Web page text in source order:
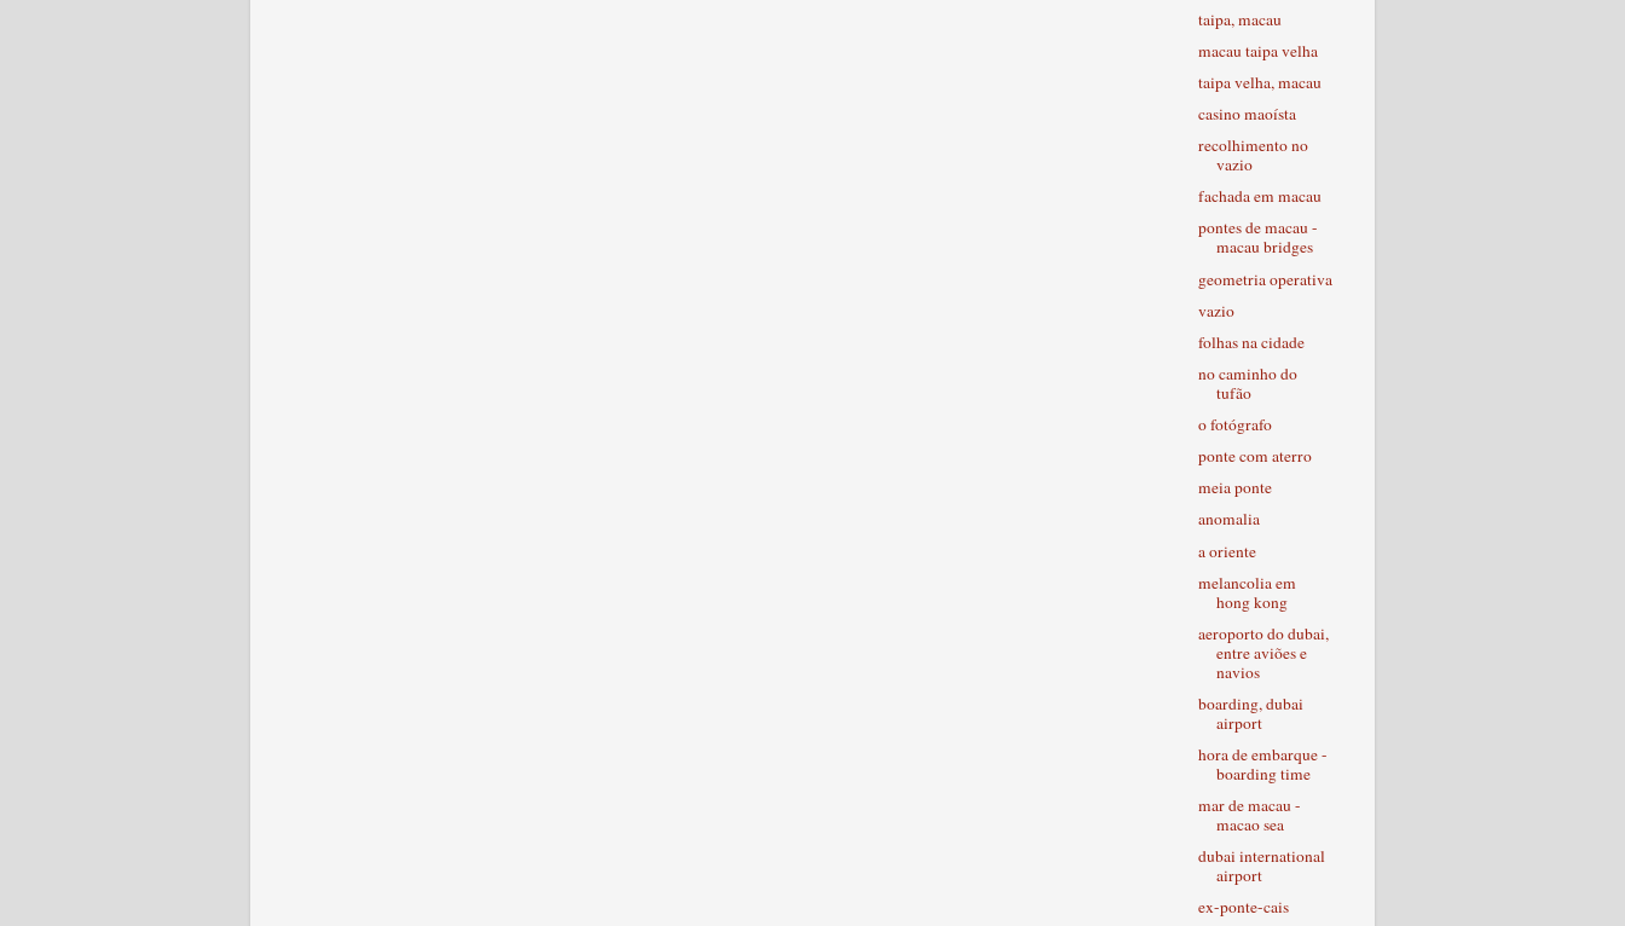
taipa, macau
macau taipa velha
taipa velha, macau
casino maoísta
recolhimento no
vazio
fachada em macau
pontes de macau -
macau bridges
geometria operativa
vazio
folhas na cidade
no caminho do
tufão
o fotógrafo
ponte com aterro
meia ponte
anomalia
a oriente
melancolia em
hong kong
aeroporto do dubai,
entre aviões e
navios
boarding, dubai
airport
hora de embarque -
boarding time
mar de macau -
macao sea
dubai international
airport
ex-ponte-cais